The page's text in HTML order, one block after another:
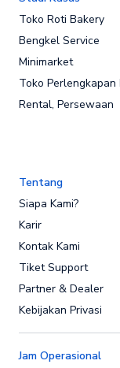
Toko Roti Bakery
Bengkel Service
Minimarket
Toko Perlengkapan
Rental, Persewaan
Tentang
Siapa Kami?
Karir
Kontak Kami
Tiket Support
Partner & Dealer
Kebijakan Privasi
Jam Operasional